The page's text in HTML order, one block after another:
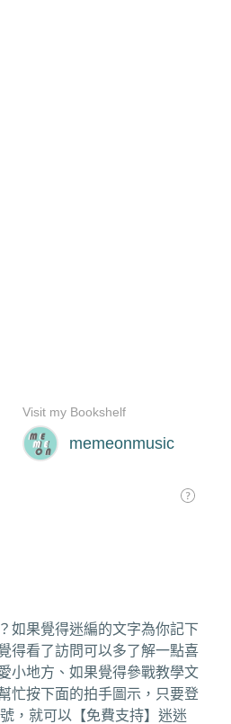
如果覺得迷編的文字為你記下
得看了訪問可以多了解一點喜
小地方、如果覺得參戰教學文
忙按下面的拍手圖示，只要登
，就可以【免費支持】迷迷